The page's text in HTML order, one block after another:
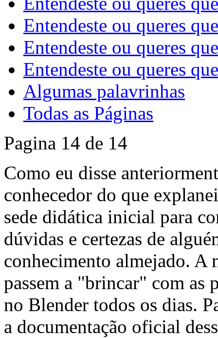
Entendeste ou queres
Entendeste ou queres
Entendeste ou queres
Algumas palavrinhas
Todas as Páginas
Pagina 14 de 14
Como eu disse
conhecedor do que
sede didática inicial para
dúvidas e certezas de
conhecimento almejado. A
passem a "brincar" com as
no Blender todos os dias.
a documentação oficial